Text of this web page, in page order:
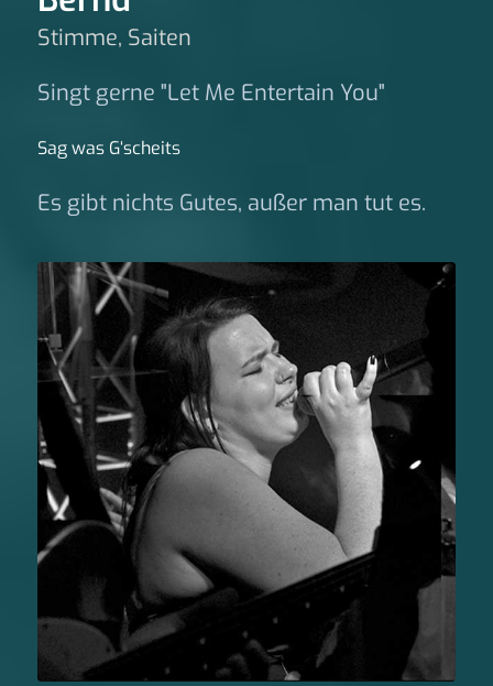
Stimme, Saiten
Singt gerne "Let Me Entertain You"
Sag was G‘scheits
Es gibt nichts Gutes, außer man tut es.